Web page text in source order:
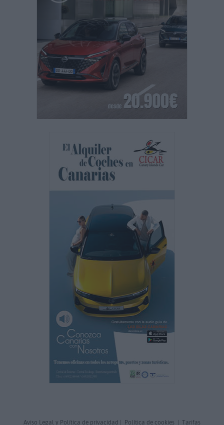
Aviso Legal y Política de privacidad | Política de cookies | Tarifas